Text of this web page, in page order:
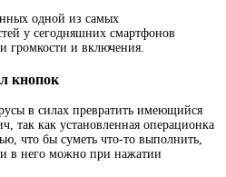
одной из самых
у сегодняшних смартфонов
громкости и включения.
кнопок
в силах превратить имеющийся
так как установленная операционка
что бы суметь что-то выполнить,
в него можно при нажатии